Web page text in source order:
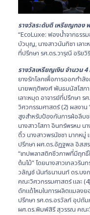
รางวัลระดับดี เหรียญทอง
“EcoLuxe: ฟองน้ำจากธรร
บัวบุญ, นางสาวนันทิชา เลา
ที่ปรึกษา รศ.ดร.วารุณี อริย
รางวัลเหรียญเงิน จำนวน4
ยางรักโลกเพื่อการออกกำลั
นายพฤติพงศ์ พันธมนัสโสภา
เลาะหมุด อาจารย์ที่ปรึกษา
วิศวกรรมศาสตร์ (2) ผลงา
สูงสำหรับป้องกันการฝ่อลีบ
นางสาวโสภา อินทร์พรหม
ติ้ว นางสาวพรนัชชา มากหมู่
ปรึกษา ผศ.ดร.อัฏฐพล อิสสร
“เทปพลาสติกชีวภาพที่มีฤท
ต้นไม้” โดยนางสาวเกลวริ
วลัญช์ นันท์ธนานนท์ ดร.บงก
คณะวิศวกรรมศาสตร์ และ
ดักแด้ไหมในการผลิตแมลงย
ปรึกษา รศ.ดร.อรวัลภ์ อุปถั
ผศ.ดร.พิมพ์สิรี สุวรรณ คณะ